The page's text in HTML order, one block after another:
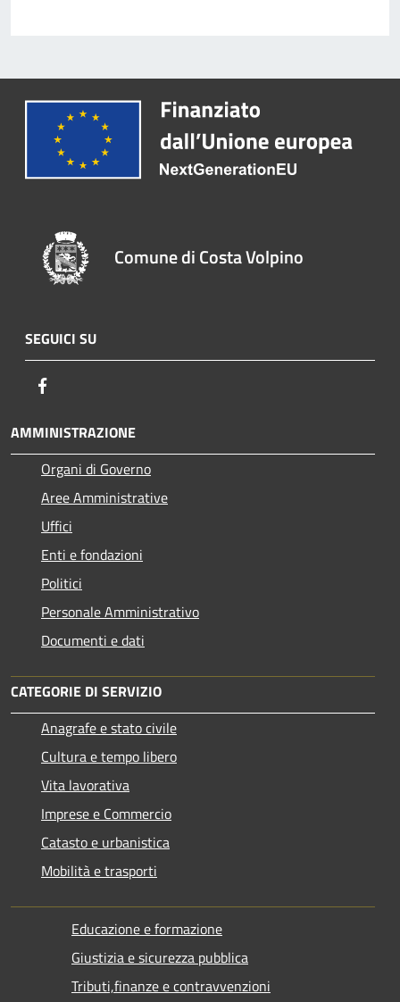
Comune di Costa Volpino
SEGUICI SU
AMMINISTRAZIONE
Organi di Governo
Aree Amministrative
Uffici
Enti e fondazioni
Politici
Personale Amministrativo
Documenti e dati
CATEGORIE DI SERVIZIO
Anagrafe e stato civile
Cultura e tempo libero
Vita lavorativa
Imprese e Commercio
Catasto e urbanistica
Mobilità e trasporti
Educazione e formazione
Giustizia e sicurezza pubblica
Tributi,finanze e contravvenzioni